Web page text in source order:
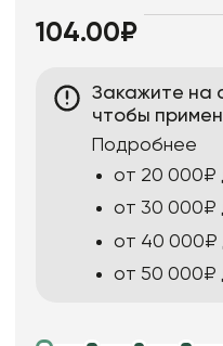
104.00₽
Закажите на
чтобы
Подробнее
от 20 000₽
от 30 000₽
от 40 000₽
от 50 000₽